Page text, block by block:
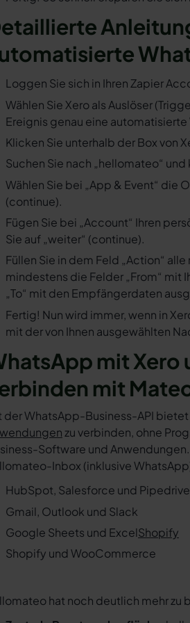
Loggen Sie sich in Ihren Zapier
Wählen Sie Xero als Auslöser
Ereignis genau eine
Klicken Sie unterhalb der Box von
Suchen Sie nach „hellomateo“
Wählen Sie bei „App & Event“ die
(continue).
Fügen Sie bei „Account“ Ihren
Sie auf „weiter“ (continue).
Füllen Sie in dem Feld „Action“
mindestens die Felder „From“ mit
„To“ mit den Empfängerdaten
Fertig! Nun wird immer, wenn in
mit der von Ihnen ausgewählten
mit
mit
der WhatsApp-Business-API
zu verbinden, ohne
Software und
Inbox (inklusive
HubSpot, Salesforce und Pipedrive
Gmail, Outlook und Slack
Google Sheets und ExcelShopify
Shopify und WooCommerce
hat noch deutlich mehr zu